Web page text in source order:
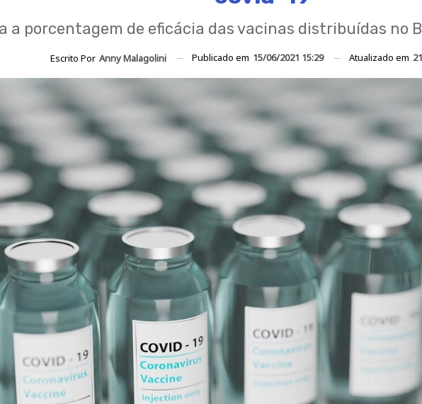
a porcentagem de eficácia das vacinas distribuídas no
Escrito Por Anny Malagolini Publicado em 15/06/2021 15:29 Atualizado em